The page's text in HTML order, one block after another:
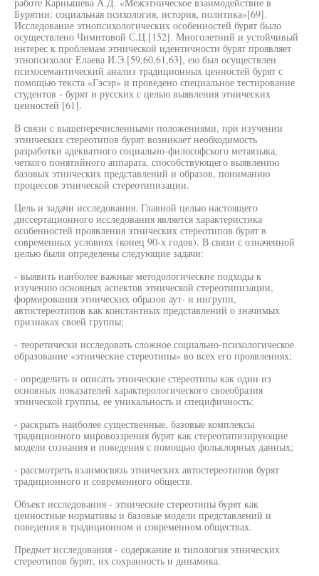
Бурятии: социальная психология, история, политика»[69].
Исследование этнопсихологических особенностей бурят было
осуществлено Чимитовой С.Ц.[152]. Многолетний и устойчивый
интерес к проблемам этнической идентичности бурят проявляет
этнопсихолог Елаева И.Э.[59,60,61,63], ею был осуществлен
психосемантический анализ традиционных ценностей бурят с
помощью текста «Гэсэр» и проведено специальное тестирование
студентов - бурят и русских с целью выявления этнических
ценностей [61].
В связи с вышеперечисленными положениями, при изучении
этнических стереотипов бурят возникает необходимость
разработки адекватного социально-философского метаязыка,
четкого понятийного аппарата, способствующего выявлению
базовых этнических представлений и образов, пониманию
процессов этнической стереотипизации.
Цель и задачи исследования. Главной целью настоящего
диссертационного исследования является характеристика
особенностей проявления этнических стереотипов бурят в
современных условиях (конец 90-х годов). В связи с означенной
целью были определены следующие задачи:
- выявить наиболее важные методологические подходы к
изучению основных аспектов этнической стереотипизации,
формирования этнических образов аут- и ингрупп,
автостереотипов как константных представлений о значимых
признаках своей группы;
- теоретически исследовать сложное социально-психологическое
образование «этнические стереотипы» во всех его проявлениях;
- определить и описать этнические стереотипы как один из
основных показателей характерологического своеобразия
этнической группы, ее уникальность и специфичность;
- раскрыть наиболее существенные, базовые комплексы
традиционного мировоззрения бурят как стереотипизирующие
модели сознания и поведения с помощью фольклорных данных;
- рассмотреть взаимосвязь этнических автостереотипов бурят
традиционного и современного обществ.
Объект исследования - этнические стереотипы бурят как
ценностные нормативы и базовые модели представлений и
поведения в традиционном и современном обществах.
Предмет исследования - содержание и типология этнических
стереотипов бурят, их сохранность и динамика.